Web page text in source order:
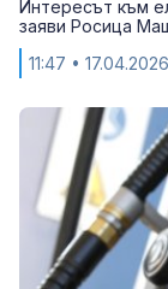
Интересът към
заяви Росица
11:47 • 17.04.2026